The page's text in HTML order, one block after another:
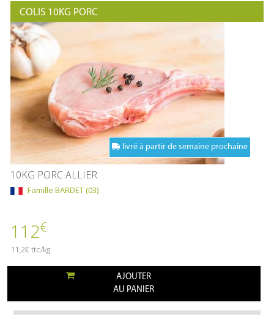
COLIS 10KG PORC
livré à partir de semaine prochaine
10KG PORC ALLIER
Famille BARDET (03)
112€
11,2€ ttc/kg
AJOUTER
AU PANIER